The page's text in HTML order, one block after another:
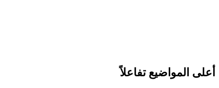
أعلى المواضيع تفاعلاً